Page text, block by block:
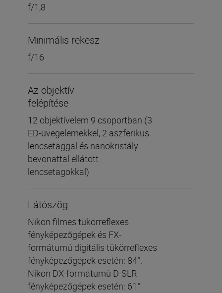
f/1,8
Minimális rekesz
f/16
Az objektív
felépítése
12 objektívelem 9 csoportban (3
ED-üvegelemekkel, 2 aszferikus
lencsetaggal és nanokristály
bevonattal ellátott
lencsetagokkal)
Látószög
Nikon filmes tükörreflexes
fényképezőgépek és FX-
formátumú digitális tükörreflexes
fényképezőgépek esetén: 84°.
Nikon DX-formátumú D-SLR
fényképezőgépek esetén: 61°